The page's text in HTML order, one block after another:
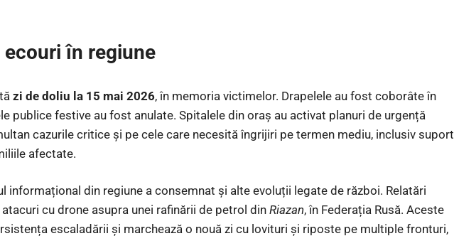
în regiune
zi de doliu la 15 mai 2026, în memoria victimelor. Drapelele au fost coborâte în
publice festive au fost anulate. Spitalele din oraș au activat planuri de urgență
cazurile critice și pe cele care necesită îngrijiri pe termen mediu, inclusiv suport
afectate.
informațional din regiune a consemnat și alte evoluții legate de război. Relatări
cu drone asupra unei rafinării de petrol din Riazan, în Federația Rusă. Aceste
escaladării și marchează o nouă zi cu lovituri și riposte pe multiple fronturi,